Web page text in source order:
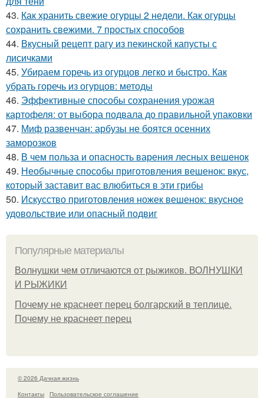
43. Как хранить свежие огурцы 2 недели. Как огурцы
сохранить свежими. 7 простых способов
44. Вкусный рецепт рагу из пекинской капусты с
лисичками
45. Убираем горечь из огурцов легко и быстро. Как
убрать горечь из огурцов: методы
46. Эффективные способы сохранения урожая
картофеля: от выбора подвала до правильной упаковки
47. Миф развенчан: арбузы не боятся осенних
заморозков
48. В чем польза и опасность варения лесных вешенок
49. Необычные способы приготовления вешенок: вкус,
который заставит вас влюбиться в эти грибы
50. Искусство приготовления ножек вешенок: вкусное
удовольствие или опасный подвиг
Популярные материалы
Волнушки чем отличаются от рыжиков. ВОЛНУШКИ
И РЫЖИКИ
Почему не краснеет перец болгарский в теплице.
Почему не краснеет перец
© 2026 Дачная жизнь
Контакты
Пользовательское соглашение